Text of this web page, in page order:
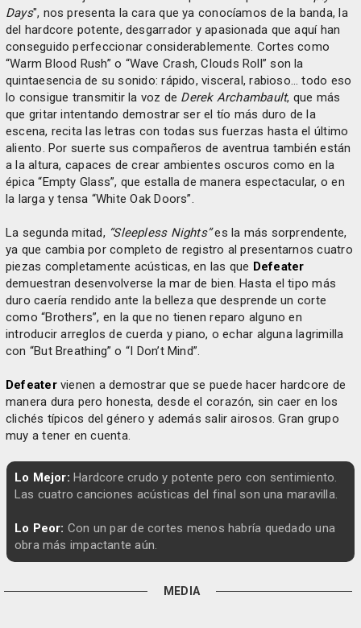
Days", nos presenta la cara que ya conocíamos de la banda, la
del hardcore potente, desgarrador y apasionada que aquí han
conseguido perfeccionar considerablemente. Cortes como
“Warm Blood Rush” o “Wave Crash, Clouds Roll” son la
quintaesencia de su sonido: rápido, visceral, rabioso… todo eso
lo consigue transmitir la voz de Derek Archambault, que más
que gritar intentando demostrar ser el tío más duro de la
escena, recita las letras con todas sus fuerzas hasta el último
aliento. Por suerte sus compañeros de aventrua también están
a la altura, capaces de crear ambientes oscuros como en la
épica “Empty Glass”, que estalla de manera espectacular, o en
la larga y tensa “White Oak Doors”.
La segunda mitad, “Sleepless Nights”es la más sorprendente,
ya que cambia por completo de registro al presentarnos cuatro
piezas completamente acústicas, en las que Defeater
demuestran desenvolverse la mar de bien. Hasta el tipo más
duro caería rendido ante la belleza que desprende un corte
como “Brothers”, en la que no tienen reparo alguno en
introducir arreglos de cuerda y piano, o echar alguna lagrimilla
con “But Breathing” o “I Don’t Mind”.
Defeatervienen a demostrar que se puede hacer hardcore de
manera dura pero honesta, desde el corazón, sin caer en los
clichés típicos del género y además salir airosos. Gran grupo
muy a tener en cuenta.
Lo Mejor: Hardcore crudo y potente pero con sentimiento.
Las cuatro canciones acústicas del final son una maravilla.
Lo Peor: Con un par de cortes menos habría quedado una
obra más impactante aún.
MEDIA